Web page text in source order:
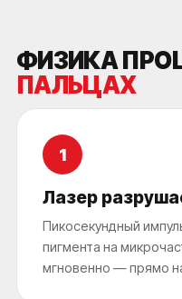
ФИЗИКА
ПАЛЬЦАХ
1
Лазер
Пикосекундный
пигмента на
мгновенно — прямо